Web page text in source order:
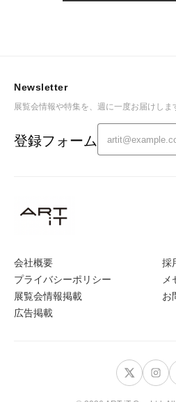
会社概要
プライバシーポリシー
展覧会情報掲載
広告掲載
採
メ
お
Newsletter
展覧会情報や特集を、週に一度お届けしま
登録フォーム